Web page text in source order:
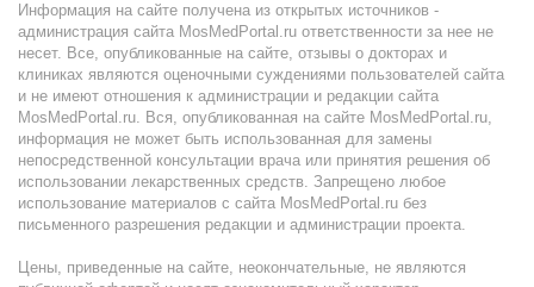
Информация на сайте получена из открытых источников -
администрация сайта MosMedPortal.ru ответственности за нее не
несет. Все, опубликованные на сайте, отзывы о докторах и
клиниках являются оценочными суждениями пользователей сайта
и не имеют отношения к администрации и редакции сайта
MosMedPortal.ru. Вся, опубликованная на сайте MosMedPortal.ru,
информация не может быть использованная для замены
непосредственной консультации врача или принятия решения об
использовании лекарственных средств. Запрещено любое
использование материалов с сайта MosMedPortal.ru без
письменного разрешения редакции и администрации проекта.
Цены, приведенные на сайте, неокончательные, не являются